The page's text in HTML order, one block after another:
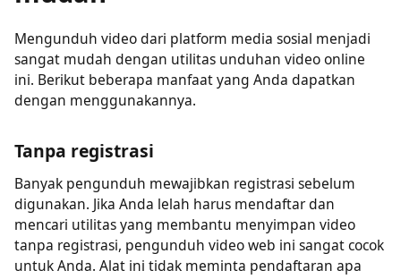
Mengunduh video jadi
mudah
Mengunduh video dari platform media sosial menjadi
sangat mudah dengan utilitas unduhan video online
ini. Berikut beberapa manfaat yang Anda dapatkan
dengan menggunakannya.
Tanpa registrasi